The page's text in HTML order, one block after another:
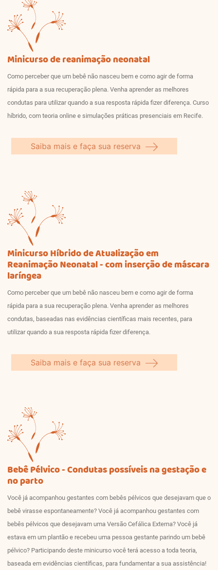
Minicurso de reanimação neonatal
Como perceber que um bebê não nasceu bem e como agir de forma
rápida para a sua recuperação plena. Venha aprender as melhores
condutas para utilizar quando a sua resposta rápida fizer diferença. Curso
híbrido, com teoria online e simulações práticas presenciais em Recife.
Saiba mais e faça sua reserva
Minicurso Híbrido de Atualização em
Reanimação Neonatal - com inserção de máscara
laríngea
Como perceber que um bebê não nasceu bem e como agir de forma
rápida para a sua recuperação plena. Venha aprender as melhores
condutas, baseadas nas evidências científicas mais recentes, para
utilizar quando a sua resposta rápida fizer diferença.
Saiba mais e faça sua reserva
Bebê Pélvico - Condutas possíveis na gestação e
no parto
Você já acompanhou gestantes com bebês pélvicos que desejavam que o
bebê virasse espontaneamente? Você já acompanhou gestantes com
bebês pélvicos que desejavam uma Versão Cefálica Externa? Você já
estava em um plantão e recebeu uma pessoa gestante parindo um bebê
pélvico? Participando deste minicurso você terá acesso a toda teoria,
baseada em evidências científicas, para fundamentar a sua assistência!